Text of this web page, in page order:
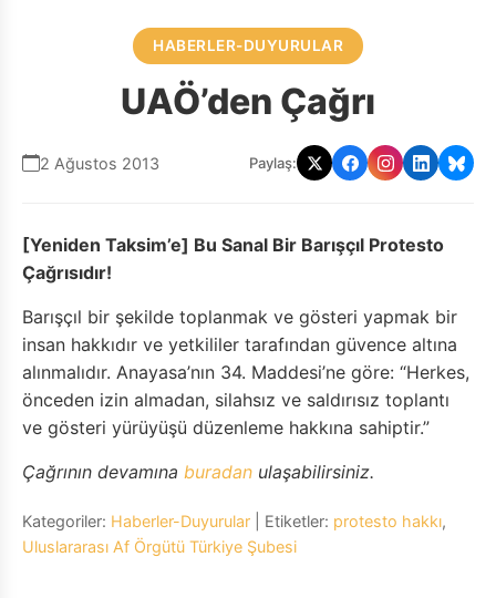
HABERLER-DUYURULAR
UAÖ’den Çağrı
2 Ağustos 2013 Paylaş:
[Yeniden Taksim’e] Bu Sanal Bir Barışçıl Protesto
Çağrısıdır!
Barışçıl bir şekilde toplanmak ve gösteri yapmak bir
insan hakkıdır ve yetkililer tarafından güvence altına
alınmalıdır. Anayasa’nın 34. Maddesi’ne göre: “Herkes,
önceden izin almadan, silahsız ve saldırısız toplantı
ve gösteri yürüyüşü düzenleme hakkına sahiptir.”
Çağrının devamına buradan ulaşabilirsiniz.
Kategoriler: Haberler-Duyurular | Etiketler: protesto hakkı,
Uluslararası Af Örgütü Türkiye Şubesi